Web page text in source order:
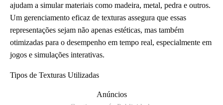
ajudam a simular materiais como madeira, metal, pedra e outros.
Um gerenciamento eficaz de texturas assegura que essas
representações sejam não apenas estéticas, mas também
otimizadas para o desempenho em tempo real, especialmente em
jogos e simulações interativas.
Tipos de Texturas Utilizadas
Anúncios